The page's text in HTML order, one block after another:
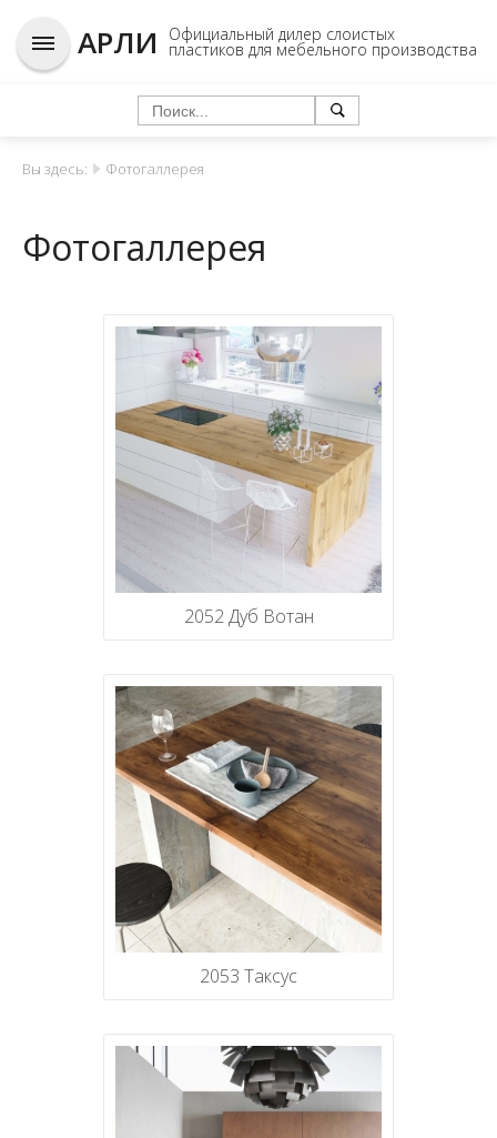
АРЛИ Официальный дилер слоистых
пластиков для мебельного производства
Вы здесь: Фотогаллерея
Фотогаллерея
2052 Дуб Вотан
2053 Таксус